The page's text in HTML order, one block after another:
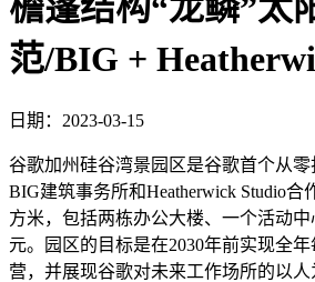
檐篷结构“龙鳞”太
范/BIG +
日期：2023-03-15
谷歌加州硅谷湾景园区是谷歌首个从
BIG建筑事务所和Heatherwick Studio合
方米，包括两栋办公大楼、一个活动
元。园区的目标是在2030年前实现全
营，并展现谷歌对未来工作场所的以